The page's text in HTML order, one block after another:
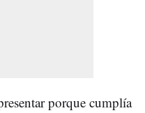
porque cumplía